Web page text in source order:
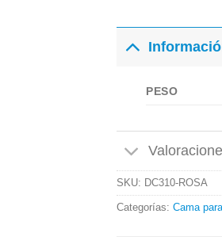
PESO
SKU: DC310-ROSA
Categorías: Cama